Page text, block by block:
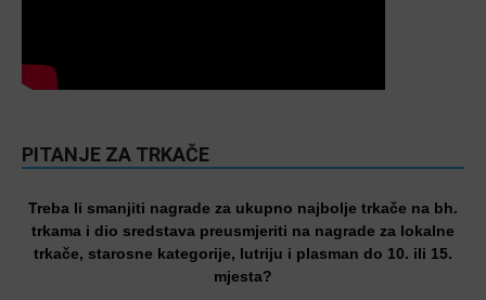
PITANJE ZA TRKAČE
Treba li smanjiti nagrade za ukupno najbolje trkače na bh.
trkama i dio sredstava preusmjeriti na nagrade za lokalne
trkače, starosne kategorije, lutriju i plasman do 10. ili 15.
mjesta?